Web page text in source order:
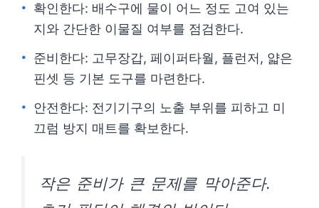
확인한다: 배수구에 물이 어느 정도 고여 있는
지와 간단한 이물질 여부를 점검한다.
준비한다: 고무장갑, 페이퍼타월, 플런저, 얇은
핀셋 등 기본 도구를 마련한다.
안전한다: 전기기구의 노출 부위를 피하고 미
끄럼 방지 매트를 확보한다.
작은 준비가 큰 문제를 막아준다.